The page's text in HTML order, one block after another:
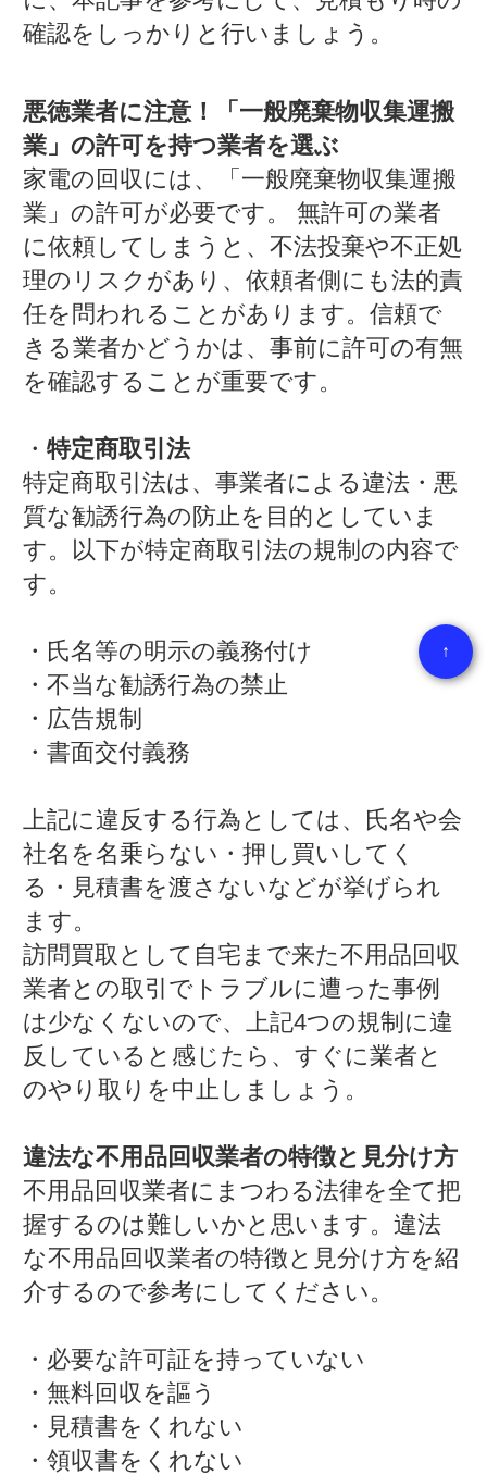
↑
確認をしっかりと行いましょう。
悪徳業者に注意！「一般廃棄物収集運搬
業」の許可を持つ業者を選ぶ
家電の回収には、「一般廃棄物収集運搬
業」の許可が必要です。 無許可の業者
に依頼してしまうと、不法投棄や不正処
理のリスクがあり、依頼者側にも法的責
任を問われることがあります。信頼で
きる業者かどうかは、事前に許可の有無
を確認することが重要です。
・特定商取引法
特定商取引法は、事業者による違法・悪
質な勧誘行為の防止を目的としていま
す。以下が特定商取引法の規制の内容で
す。
・氏名等の明示の義務付け
・不当な勧誘行為の禁止
・広告規制
・書面交付義務
上記に違反する行為としては、氏名や会
社名を名乗らない・押し買いしてく
る・見積書を渡さないなどが挙げられ
ます。
訪問買取として自宅まで来た不用品回収
業者との取引でトラブルに遭った事例
は少なくないので、上記4つの規制に違
反していると感じたら、すぐに業者と
のやり取りを中止しましょう。
違法な不用品回収業者の特徴と見分け方
不用品回収業者にまつわる法律を全て把
握するのは難しいかと思います。違法
な不用品回収業者の特徴と見分け方を紹
介するので参考にしてください。
・必要な許可証を持っていない
・無料回収を謳う
・見積書をくれない
・領収書をくれない